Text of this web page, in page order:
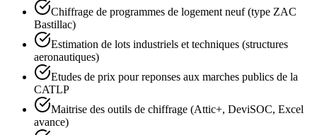
Chiffrage de programmes de logement neuf (type ZAC
Bastillac)
Estimation de lots industriels et techniques (structures
aeronautiques)
Etudes de prix pour reponses aux marches publics de la
CATLP
Maitrise des outils de chiffrage (Attic+, DeviSOC, Excel
avance)